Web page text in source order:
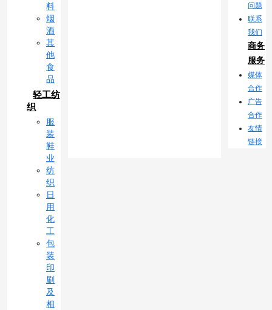
料
烟
酒
其
他
食
品
轻工纺
织
服
装
鞋
业
纺
织
日
用
化
工
包
装
印
刷
及
相
问题
联系
我们
商务
服务
媒体
合作
广告
合作
友情
链接